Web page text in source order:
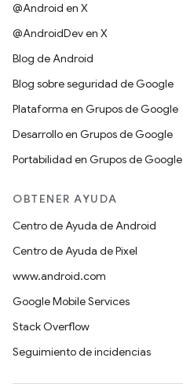
@Android en X
@AndroidDev en X
Blog de Android
Blog sobre seguridad de Google
Plataforma en Grupos de Google
Desarrollo en Grupos de Google
Portabilidad en Grupos de Google
OBTENER AYUDA
Centro de Ayuda de Android
Centro de Ayuda de Pixel
www.android.com
Google Mobile Services
Stack Overflow
Seguimiento de incidencias